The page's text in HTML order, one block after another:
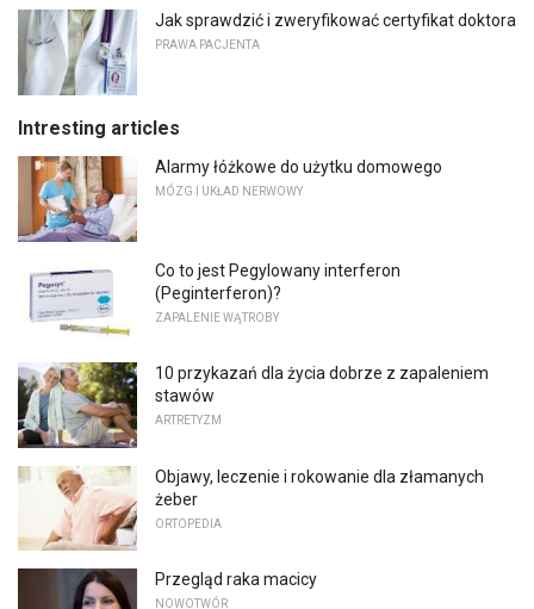
Jak sprawdzić i zweryfikować certyfikat doktora
PRAWA PACJENTA
Intresting articles
Alarmy łóżkowe do użytku domowego
MÓZG I UKŁAD NERWOWY
Co to jest Pegylowany interferon
(Peginterferon)?
ZAPALENIE WĄTROBY
10 przykazań dla życia dobrze z zapaleniem
stawów
ARTRETYZM
Objawy, leczenie i rokowanie dla złamanych
żeber
ORTOPEDIA
Przegląd raka macicy
NOWOTWÓR